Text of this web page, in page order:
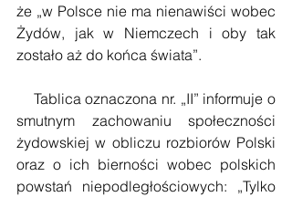
że „w Polsce nie ma nienawiści wobec
Żydów, jak w Niemczech i oby tak
zostało aż do końca świata”.
Tablica oznaczona nr. „II” informuje o
smutnym zachowaniu społeczności
żydowskiej w obliczu rozbiorów Polski
oraz o ich bierności wobec polskich
powstań niepodległościowych: „Tylko